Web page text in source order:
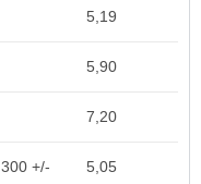
5,19
5,90
7,20
300 +/-
5,05